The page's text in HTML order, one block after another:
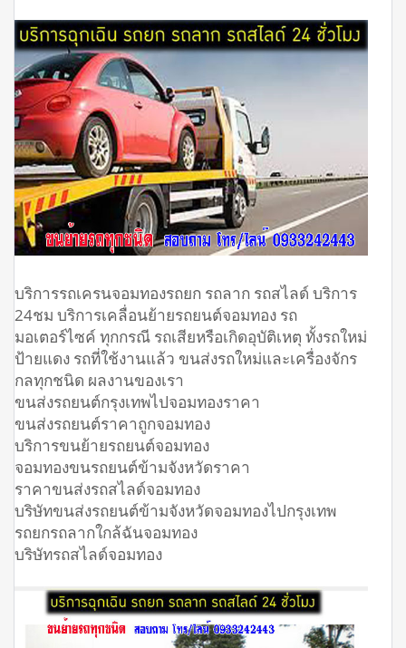
บริการรถเครนจอมทองรถยก รถลาก รถสไลด์ บริการ
24ชม บริการเคลื่อนย้ายรถยนต์จอมทอง รถ
มอเตอร์ไซค์ ทุกกรณี รถเสียหรือเกิดอุบัติเหตุ ทั้งรถใหม่
ป้ายแดง รถที่ใช้งานแล้ว ขนส่งรถใหม่และเครื่องจักร
กลทุกชนิด ผลงานของเรา
ขนส่งรถยนต์กรุงเทพไปจอมทองราคา
ขนส่งรถยนต์ราคาถูกจอมทอง
บริการขนย้ายรถยนต์จอมทอง
จอมทองขนรถยนต์ข้ามจังหวัดราคา
ราคาขนส่งรถสไลด์จอมทอง
บริษัทขนส่งรถยนต์ข้ามจังหวัดจอมทองไปกรุงเทพ
รถยกรถลากใกล้ฉันจอมทอง
บริษัทรถสไลด์จอมทอง